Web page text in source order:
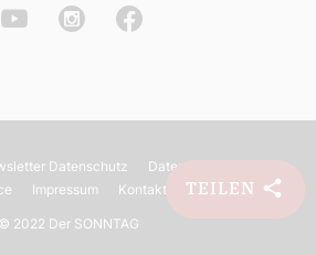
TEILEN
YoutubeInstagramFacebook
Datenschutz Datenschutz
Impressum Kontakt Barrierefreiheit
© 2022 Der SONNTAG